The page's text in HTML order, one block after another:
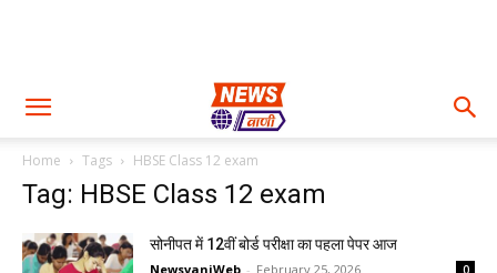
Home Tags HBSE Class 12 exam
Tag: HBSE Class 12 exam
सोनीपत में 12वीं बोर्ड परीक्षा का पहला पेपर आज
NewsvaniWeb - February 25, 2026 0